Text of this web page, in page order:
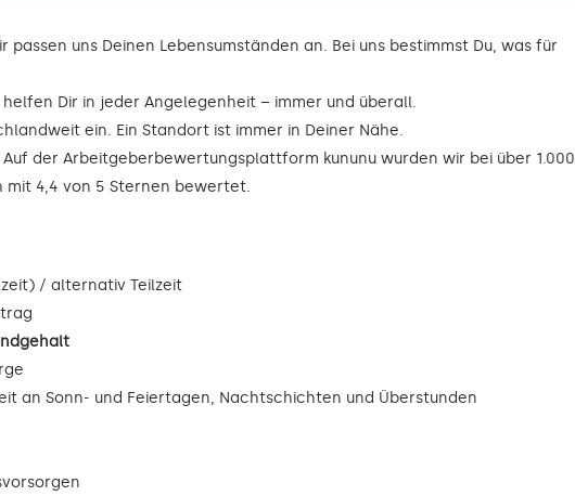
passen uns Deinen Lebensumständen an. Bei uns bestimmst Du, was für
helfen Dir in jeder Angelegenheit – immer und überall.
ein. Ein Standort ist immer in Deiner Nähe.
Auf der Arbeitgeberbewertungsplattform kununu wurden wir bei über 1.000
4,4 von 5 Sternen bewertet.
/ alternativ Teilzeit
an Sonn- und Feiertagen, Nachtschichten und Überstunden